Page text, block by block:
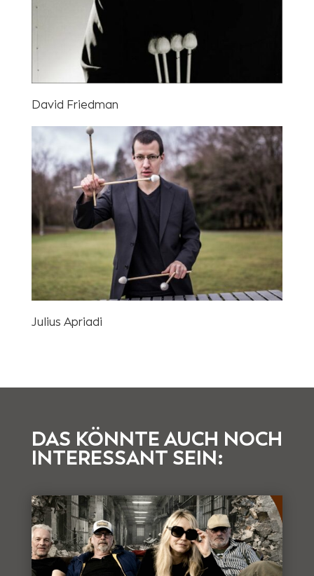
David Friedman
Julius Apriadi
DAS KÖNNTE AUCH NOCH
INTERESSANT SEIN: